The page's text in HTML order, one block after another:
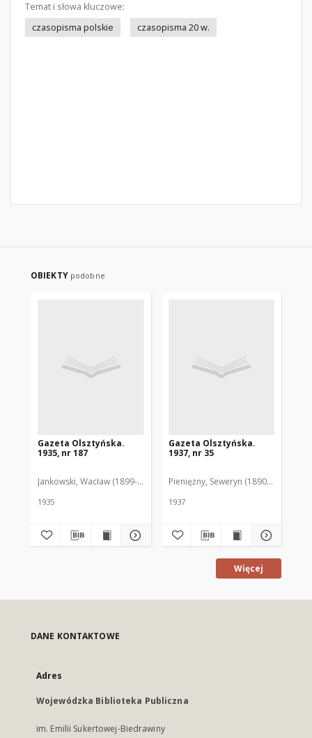
Temat i słowa kluczowe:
czasopisma polskie
czasopisma 20 w.
OBIEKTY podobne
Gazeta Olsztyńska.
1935, nr 187
Jankowski, Wacław (1899-1975). Red.
1935
Gazeta Olsztyńska.
1937, nr 35
Pieniężny, Seweryn (1890-1940). Red.
1937
Więcej
DANE KONTAKTOWE
Adres
Wojewódzka Biblioteka Publiczna
im. Emilii Sukertowej-Biedrawiny